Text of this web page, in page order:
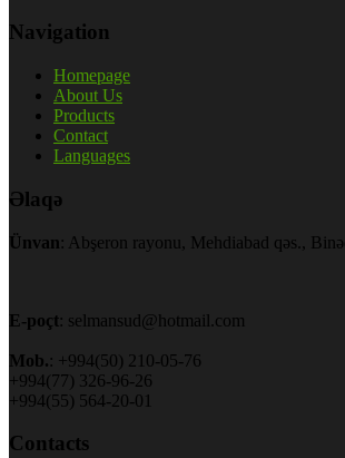
Navigation
Homepage
About Us
Products
Contact
Languages
Əlaqə
Ünvan: Abşeron rayonu, Mehdiabad qəs.,
E-poçt: selmansud@hotmail.com
Mob.: +994(50) 210-05-76
+994(77) 326-96-26
+994(55) 564-20-01
Contacts